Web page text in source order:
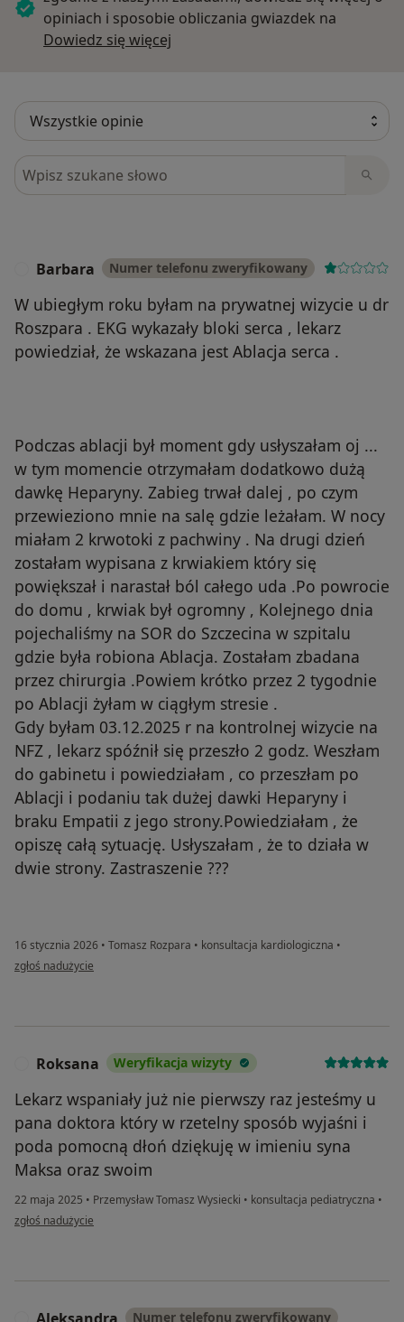
opiniach i sposobie obliczania gwiazdek na
Dowiedz się więcej
Szukaj w opiniach
Barbara Numer telefonu zweryfikowany
W ubiegłym roku byłam na prywatnej wizycie u dr
Roszpara . EKG wykazały bloki serca , lekarz
powiedział, że wskazana jest Ablacja serca .
Podczas ablacji był moment gdy usłyszałam oj ...
w tym momencie otrzymałam dodatkowo dużą
dawkę Heparyny. Zabieg trwał dalej , po czym
przewieziono mnie na salę gdzie leżałam. W nocy
miałam 2 krwotoki z pachwiny . Na drugi dzień
zostałam wypisana z krwiakiem który się
powiększał i narastał ból całego uda .Po powrocie
do domu , krwiak był ogromny , Kolejnego dnia
pojechaliśmy na SOR do Szczecina w szpitalu
gdzie była robiona Ablacja. Zostałam zbadana
przez chirurgia .Powiem krótko przez 2 tygodnie
po Ablacji żyłam w ciągłym stresie .
Gdy byłam 03.12.2025 r na kontrolnej wizycie na
NFZ , lekarz spóźnił się przeszło 2 godz. Weszłam
do gabinetu i powiedziałam , co przeszłam po
Ablacji i podaniu tak dużej dawki Heparyny i
braku Empatii z jego strony.Powiedziałam , że
opiszę całą sytuację. Usłyszałam , że to działa w
dwie strony. Zastraszenie ???
16 stycznia 2026 • Tomasz Rozpara • konsultacja kardiologiczna •
w opinii użytkownika Barbara
zgłoś nadużycie
Roksana Weryfikacja wizyty
Lekarz wspaniały już nie pierwszy raz jesteśmy u
pana doktora który w rzetelny sposób wyjaśni i
poda pomocną dłoń dziękuję w imieniu syna
Maksa oraz swoim
22 maja 2025 • Przemysław Tomasz Wysiecki • konsultacja pediatryczna •
w opinii użytkownika Roksana
zgłoś nadużycie
Numer telefonu zweryfikowany